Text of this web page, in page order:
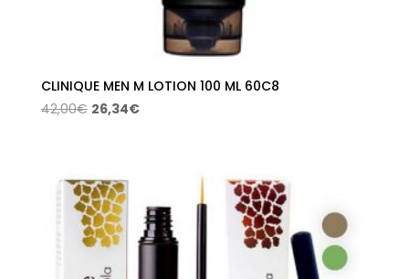
CLINIQUE MEN M LOTION 100 ML 60C8
42,00€ El
42,00€.
26,34€El